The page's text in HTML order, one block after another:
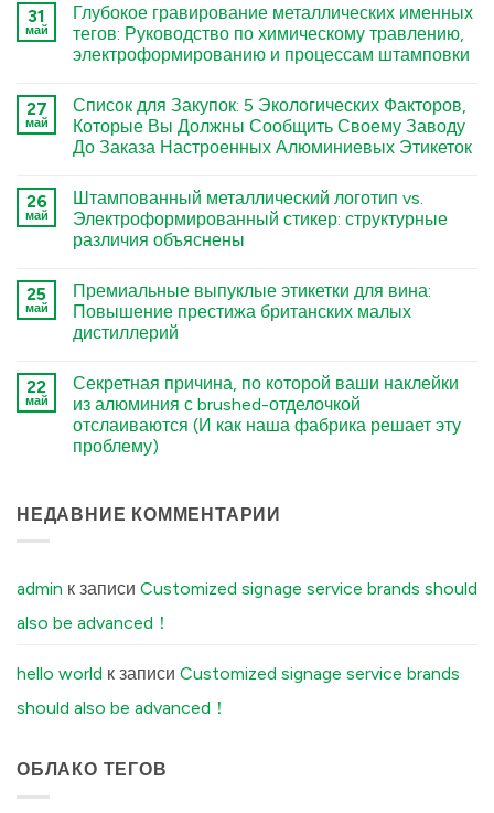
31
май
Глубокое гравирование металлических именных
тегов: Руководство по химическому травлению,
электроформированию и процессам штамповки
नहीं
Deep
Engraving
Metal
Nametags:
Guide
to
Chemical
Etching,
Electroforming,
Processes
में
27
май
Список для Закупок: 5 Экологических Факторов,
Которые Вы Должны Сообщить Своему Заводу
До Заказа Настроенных Алюминиевых Этикеток
The
Sourcing
Checklist:
5
Factors
You
Must
Tell
Your
Ordering
Custom
Aluminum
Labels
में
26
май
Штампованный металлический логотип vs.
Электроформированный стикер: структурные
различия объяснены
नहीं
Stamped
Metal
Logo
vs.
Sticker:
Structural
Differences
Explained
में
25
май
Премиальные выпуклые этикетки для вина:
Повышение престижа британских малых
дистиллерий
नहीं
Premium
Embossed
Wine
Labels:
Elevating
में
22
май
Секретная причина, по которой ваши наклейки
из алюминия с brushed-отделочкой
отслаиваются (И как наша фабрика решает эту
проблему)
The
Secret
Aluminum
Stickers
Off
Our
Factory
It)
НЕДАВНИЕ КОММЕНТАРИИ
admin к записи Customized signage service brands should
also be advanced！
hello world к записи Customized signage service brands
should also be advanced！
ОБЛАКО ТЕГОВ